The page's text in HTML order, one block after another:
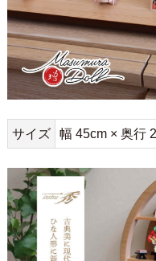
サイズ 幅 45cm × 奥行